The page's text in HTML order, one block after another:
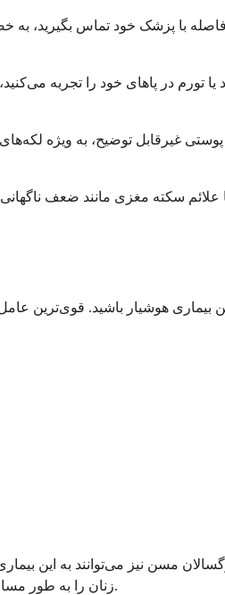
با پزشک خود تماس بگیرید،
تورم در پاهای خود را تجربه
پوستی غیرقابل توضیح، به ویژه
سکته مغزی مانند ضعف
هوشیار باشید. قوی‌ترین
مسن نیز می‌توانند به این
زنان را به طور مساوی تحت تاثیر قرار می‌دهد، بنابراین به نظر نمی‌رسد جنسیت بر خطر تأثیر بگذارد.